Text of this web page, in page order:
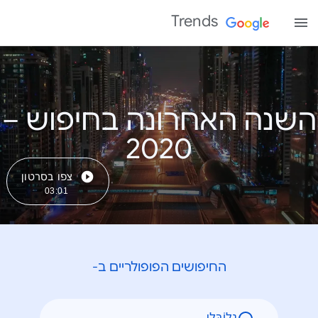
Trends
השנה האחרונה בחיפוש –
צפו בסרטון
03:01
החיפושים הפופולריים ב-